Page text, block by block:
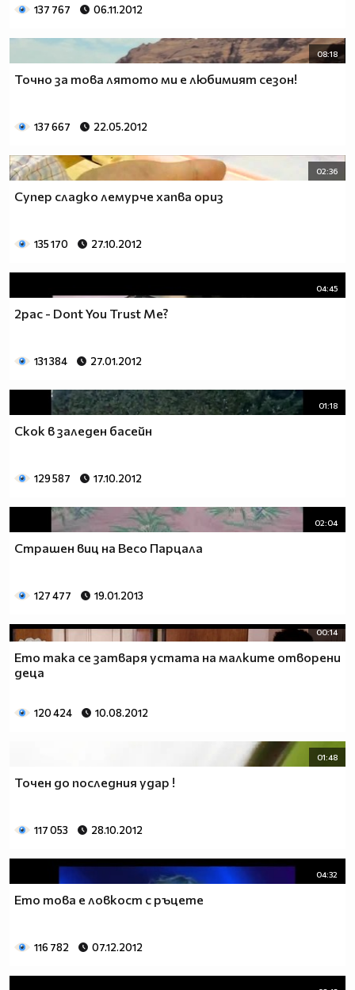
137 767 06.11.2012
08:18
Точно за това лятото ми е любимият сезон!
137 667 22.05.2012
02:36
Супер сладко лемурче хапва ориз
135 170 27.10.2012
04:45
2pac - Dont You Trust Me?
131 384 27.01.2012
01:18
Скок в заледен басейн
129 587 17.10.2012
02:04
Страшен виц на Весо Парцала
127 477 19.01.2013
00:14
Ето така се затваря устата на малките отворени
деца
120 424 10.08.2012
01:48
Точен до последния удар !
117 053 28.10.2012
04:32
Ето това е ловкост с ръцете
116 782 07.12.2012